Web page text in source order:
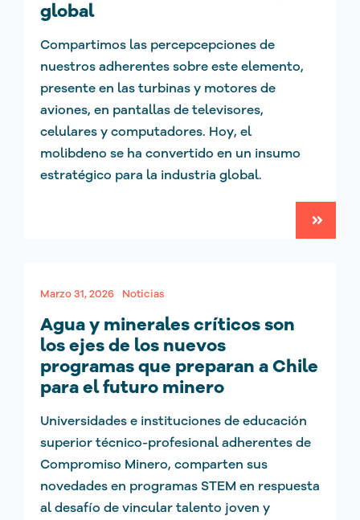
global
Compartimos las percepcepciones de
nuestros adherentes sobre este elemento,
presente en las turbinas y motores de
aviones, en pantallas de televisores,
celulares y computadores. Hoy, el
molibdeno se ha convertido en un insumo
estratégico para la industria global.
Marzo 31, 2026 Noticias
Agua y minerales críticos son
los ejes de los nuevos
programas que preparan a Chile
para el futuro minero
Universidades e instituciones de educación
superior técnico-profesional adherentes de
Compromiso Minero, comparten sus
novedades en programas STEM en respuesta
al desafío de vincular talento joven y